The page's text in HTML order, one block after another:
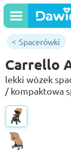
Spacerówki
Carrello
lekki wózek
/ kompaktowa